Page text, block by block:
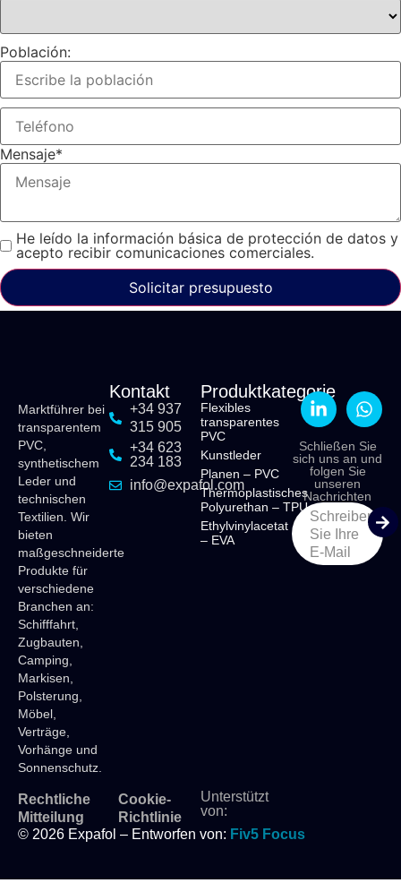
Población:
Mensaje*
He leído la información básica de protección de datos y
acepto recibir comunicaciones comerciales.
Solicitar presupuesto
Marktführer bei
transparentem
PVC,
synthetischem
Leder und
technischen
Textilien. Wir
bieten
maßgeschneiderte
Produkte für
verschiedene
Branchen an:
Schifffahrt,
Zugbauten,
Camping,
Markisen,
Polsterung,
Möbel,
Verträge,
Vorhänge und
Sonnenschutz.
Kontakt
+34 937
315 905
+34 623
234 183
info@expafol.com
Produktkategorie
Flexibles
transparentes
PVC
Kunstleder
Planen – PVC
Thermoplastisches
Polyurethan – TPU
Ethylvinylacetat
– EVA
Schließen Sie
sich uns an und
folgen Sie
unseren
Nachrichten
Schreiben
Sie Ihre
E-Mail
Rechtliche
Mitteilung
Cookie-
Richtlinie
Unterstützt
von:
© 2026 Expafol – Entworfen von: Fiv5 Focus